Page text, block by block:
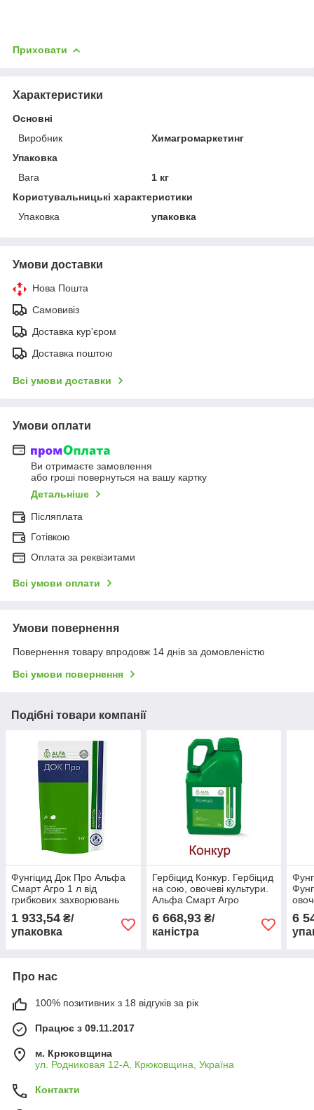
Приховати
Характеристики
Основні
Виробник
Химагромаркетинг
Упаковка
Вага
1 кг
Користувальницькі характеристики
Упаковка
упаковка
Умови доставки
Нова Пошта
Самовивіз
Доставка кур'єром
Доставка поштою
Всі умови доставки
Умови оплати
Ви отримаєте замовлення
або гроші повернуться на вашу картку
Детальніше
Післяплата
Готівкою
Оплата за реквізитами
Всі умови оплати
Умови повернення
Повернення товару впродовж 14 днів за домовленістю
Всі умови повернення
Подібні товари компанії
Фунгіцид Док Про Альфа
Смарт Агро 1 л від
грибкових захворювань
та винограду
1 933,54 ₴/
упаковка
Гербіцид Конкур. Гербіцид
на сою, овочеві культури.
Альфа Смарт Агро
6 668,93₴/
каністра
6
Про нас
100% позитивних з 18 відгуків за рік
Працює з 09.11.2017
м. Крюковщина
ул. Родниковая 12-А, Крюковщина, Україна
Контакти